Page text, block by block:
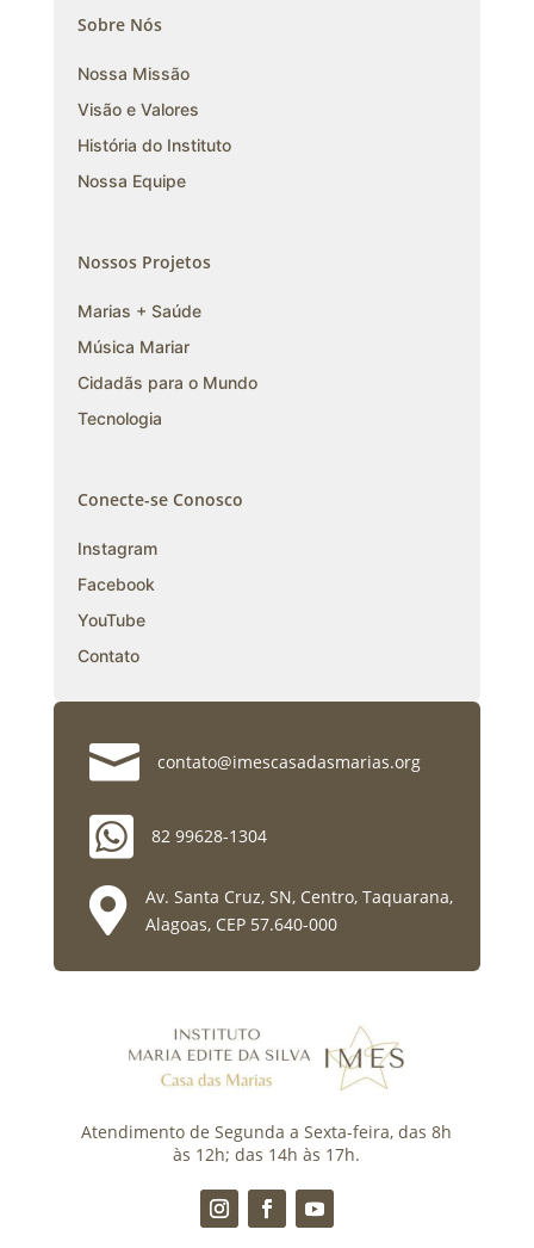
Sobre Nós
Nossa Missão
Visão e Valores
História do Instituto
Nossa Equipe
Nossos Projetos
Marias + Saúde
Música Mariar
Cidadãs para o Mundo
Tecnologia
Conecte-se Conosco
Instagram
Facebook
YouTube
Contato
 contato@imescasadasmarias.org
 82 99628-1304

Av. Santa Cruz, SN, Centro, Taquarana,
Alagoas, CEP 57.640-000
Atendimento de Segunda a Sexta-feira, das 8h
às 12h; das 14h às 17h.